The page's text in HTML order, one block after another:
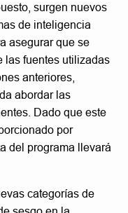
surgen nuevos
de inteligencia
asegurar que se
las fuentes utilizadas
anteriores,
abordar las
Dado que este
por
del programa llevará
categorías de